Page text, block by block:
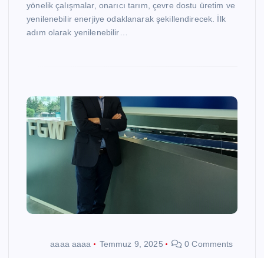
yönelik çalışmalar, onarıcı tarım, çevre dostu üretim ve
yenilenebilir enerjiye odaklanarak şekillendirecek. İlk
adım olarak yenilenebilir…
aaaa aaaa Temmuz 9, 2025 0 Comments